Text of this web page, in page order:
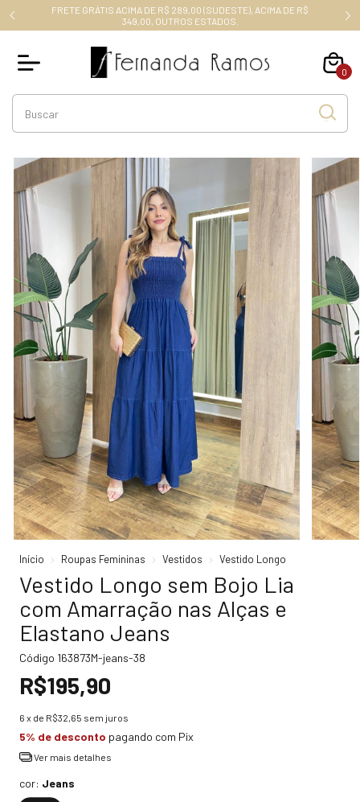
FRETE GRÁTIS ACIMA DE R$ 289,00 (SUDESTE), ACIMA DE R$
349,00, OUTROS ESTADOS.
0
Início Roupas Femininas Vestidos Vestido Longo
Vestido Longo sem Bojo Lia
com Amarração nas Alças e
Elastano Jeans
Código 163873M-jeans-38
R$195,90
6 x de R$32,65 sem juros
5% de desconto pagando com Pix
Ver mais detalhes
cor: Jeans